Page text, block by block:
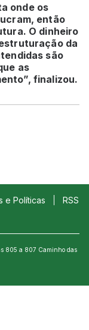
onde os
então
O dinheiro
da
são
as
finalizou.
e Políticas RSS
805 a 807 Caminho das